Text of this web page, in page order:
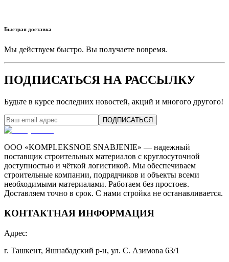
Быстрая доставка
Мы действуем быстро. Вы получаете вовремя.
ПОДПИСАТЬСЯ НА РАССЫЛКУ
Будьте в курсе последних новостей, акций и многого другого!
ПОДПИСАТЬСЯ
ООО «KOMPLEKSNOE SNABJENIE» — надежный
поставщик строительных материалов с круглосуточной
доступностью и чёткой логистикой. Мы обеспечиваем
строительные компании, подрядчиков и объекты всеми
необходимыми материалами. Работаем без простоев.
Доставляем точно в срок. С нами стройка не останавливается.
КОНТАКТНАЯ ИНФОРМАЦИЯ
Адрес:
г. Ташкент, Яшнабадский р-н, ул. С. Азимова 63/1